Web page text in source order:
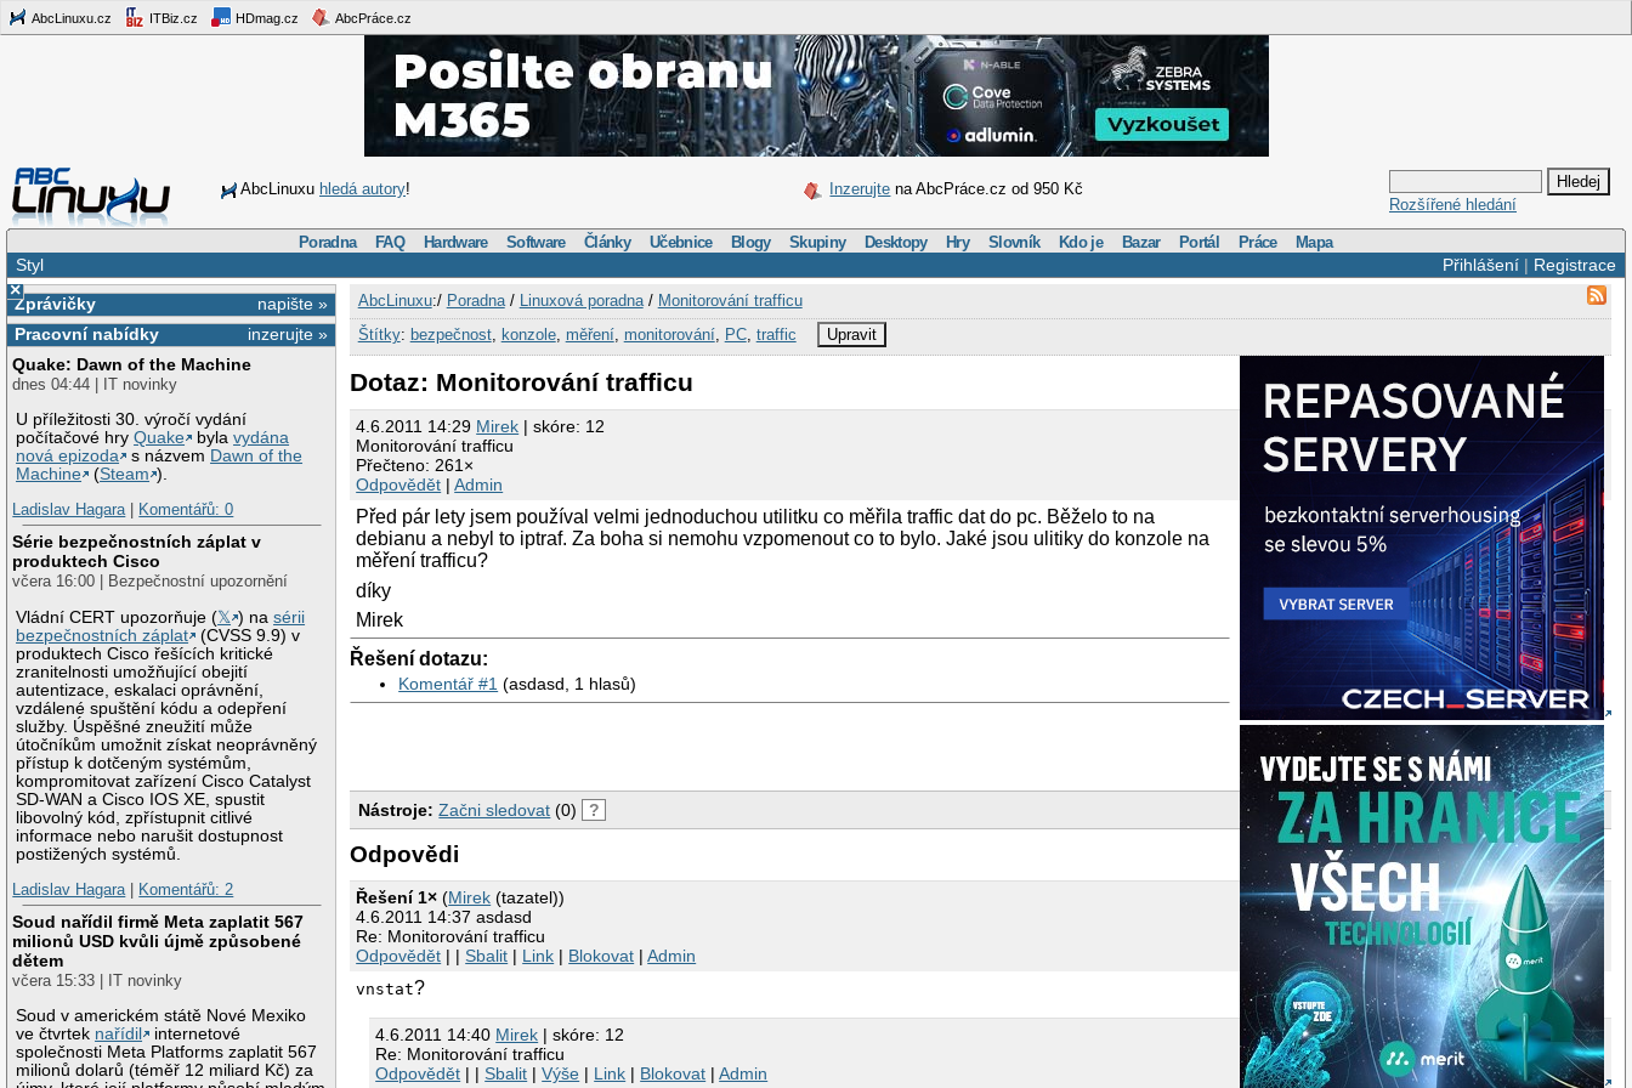
AbcLinuxu.cz ITBiz.cz HDmag.cz AbcPráce.cz
AbcLinuxu hledá autory! Inzerujte na AbcPráce.cz od 950 Kč
Rozšířené hledání
Poradna FAQ Hardware Software Články Učebnice Blogy Skupiny Desktopy Hry Slovník Kdo je Bazar Portál Práce Mapa
Přihlášení| Registrace
Styl
×
napište »
Zprávičky
inzerujte »
Pracovní nabídky
Quake: Dawn of the Machine
dnes 04:44 | IT novinky
U příležitosti 30. výročí vydání
počítačové hryQuake bylavydána
nová epizoda
s názvem Dawn of the
Machine
(Steam ).
Ladislav Hagara| Komentářů: 0
Série bezpečnostních záplat v
produktech Cisco
včera 16:00 | Bezpečnostní upozornění
Vládní CERT upozorňuje (𝕏 ) nasérii
bezpečnostních záplat
(CVSS 9.9) v
produktech Cisco řešících kritické
zranitelnosti umožňující obejití
autentizace, eskalaci oprávnění,
vzdálené spuštění kódu a odepření
služby. Úspěšné zneužití může
útočníkům umožnit získat neoprávněný
přístup k dotčeným systémům,
kompromitovat zařízení Cisco Catalyst
SD-WAN a Cisco IOS XE, spustit
libovolný kód, zpřístupnit citlivé
informace nebo narušit dostupnost
postižených systémů.
Ladislav Hagara| Komentářů: 2
Soud nařídil firmě Meta zaplatit 567
milionů USD kvůli újmě způsobené
dětem
včera 15:33 | IT novinky
Soud v americkém státě Nové Mexiko
ve čtvrtek nařídil
internetové
společnosti Meta Platforms zaplatit 567
milionů dolarů (téměř 12 miliard Kč) za
AbcLinuxu:/ Poradna/ Linuxová poradna/ Monitorování trafficu
Štítky: bezpečnost, konzole, měření, monitorování, PC, traffic Upravit
Dotaz: Monitorování trafficu
4.6.2011 14:29 Mirek | skóre: 12
Monitorování trafficu
Přečteno: 261×
Odpovědět |Admin
Před pár lety jsem používal velmi jednoduchou utilitku co měřila traffic dat do pc. Běželo to na
debianu a nebyl to iptraf. Za boha si nemohu vzpomenout co to bylo. Jaké jsou ulitiky do konzole na
měření trafficu?
díky
Mirek
Řešení dotazu:
Komentář #1 (asdasd, 1 hlasů)
Nástroje: Začni sledovat (0) ?
Odpovědi
Řešení 1× (Mirek (tazatel))
4.6.2011 14:37 asdasd
Re: Monitorování trafficu
Odpovědět | |Sbalit | Link | Blokovat |Admin
vnstat?
4.6.2011 14:40 Mirek | skóre: 12
Re: Monitorování trafficu
Odpovědět | |Sbalit |Výše | Link | Blokovat |Admin